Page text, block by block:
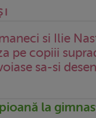
si Ilie
pe copiii
sa-si
la